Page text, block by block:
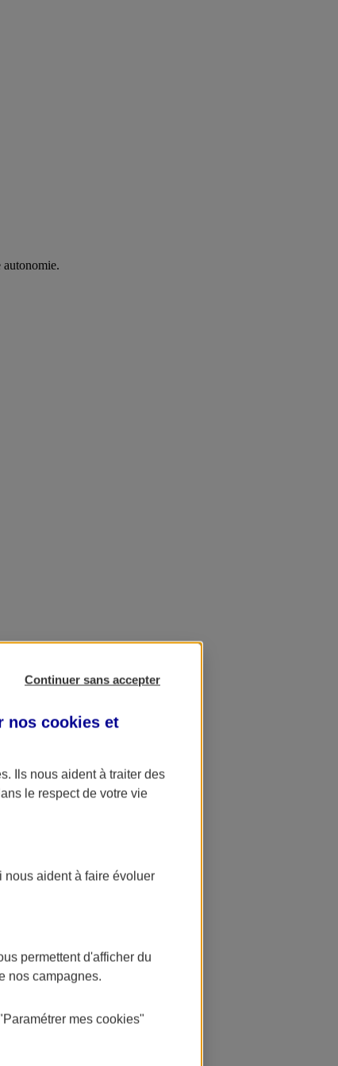
Banque
Continuer sans accepter
nos cookies et
. Ils nous aident à traiter des
le respect de votre vie
nous aident à faire évoluer
permettent d'afficher du
nos campagnes.
mes cookies"